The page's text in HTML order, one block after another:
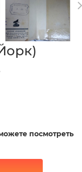
посмотреть